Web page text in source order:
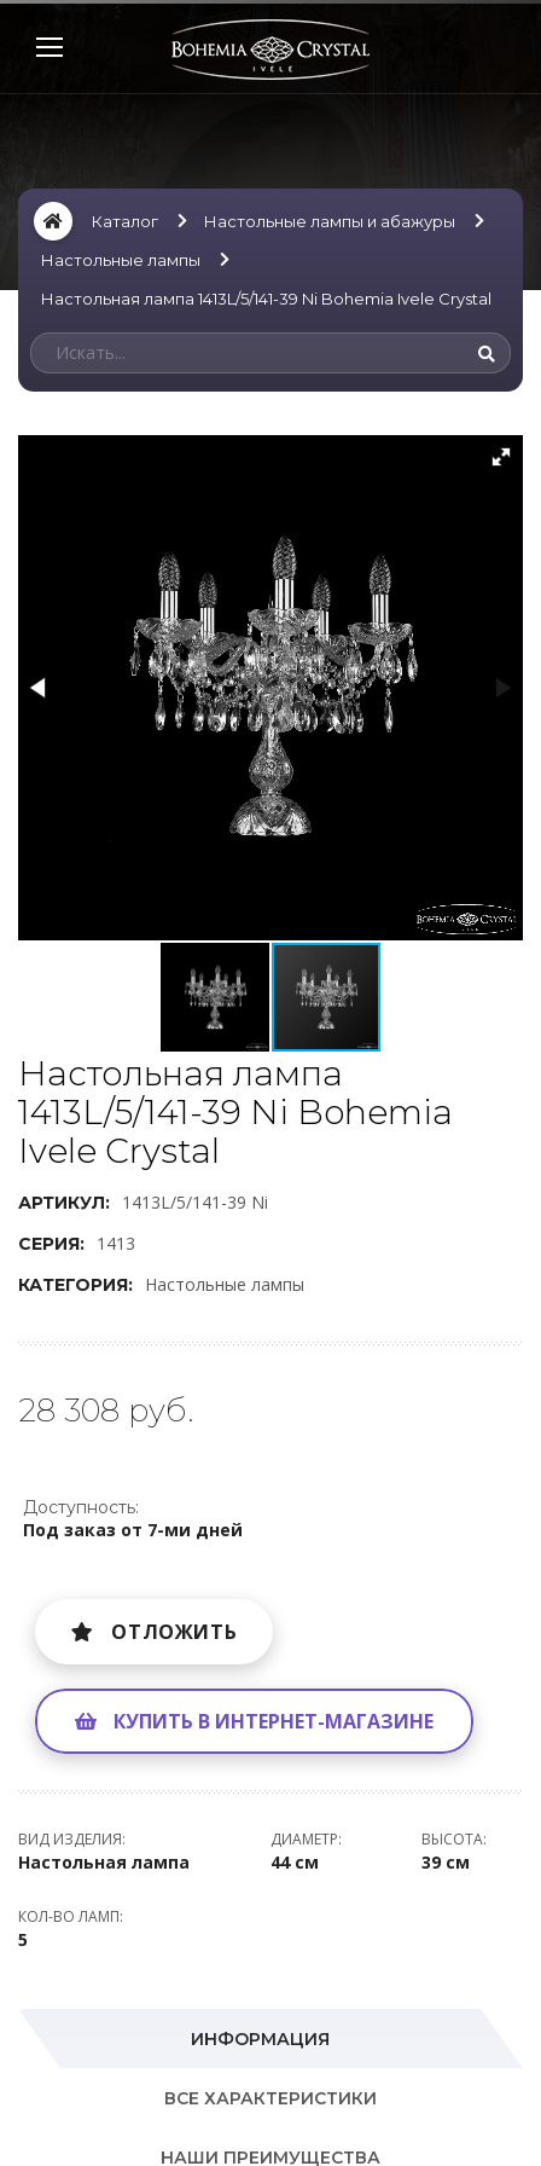
Каталог
Настольные лампы и абажуры
Настольные лампы
Настольная лампа 1413L/5/141-39 Ni Bohemia Ivele Crystal
Настольная лампа
1413L/5/141-39 Ni Bohemia
Ivele Crystal
АРТИКУЛ: 1413L/5/141-39 Ni
СЕРИЯ: 1413
КАТЕГОРИЯ: Настольные лампы
28 308 руб.
Доступность:
Под заказ от 7-ми дней
ОТЛОЖИТЬ
КУПИТЬ В ИНТЕРНЕТ-МАГАЗИНЕ
ВИД ИЗДЕЛИЯ:
Настольная лампа
ДИАМЕТР:
44 см
ВЫСОТА:
39 см
КОЛ-ВО ЛАМП:
5
ИНФОРМАЦИЯ
ВСЕ ХАРАКТЕРИСТИКИ
НАШИ ПРЕИМУЩЕСТВА